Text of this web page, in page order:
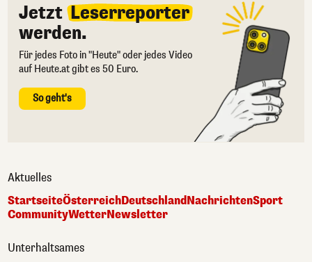
Jetzt Leserreporter
werden.
Für jedes Foto in "Heute" oder jedes Video
auf Heute.at gibt es 50 Euro.
So geht's
Aktuelles
StartseiteÖsterreichDeutschlandNachrichtenSport
CommunityWetterNewsletter
Unterhaltsames